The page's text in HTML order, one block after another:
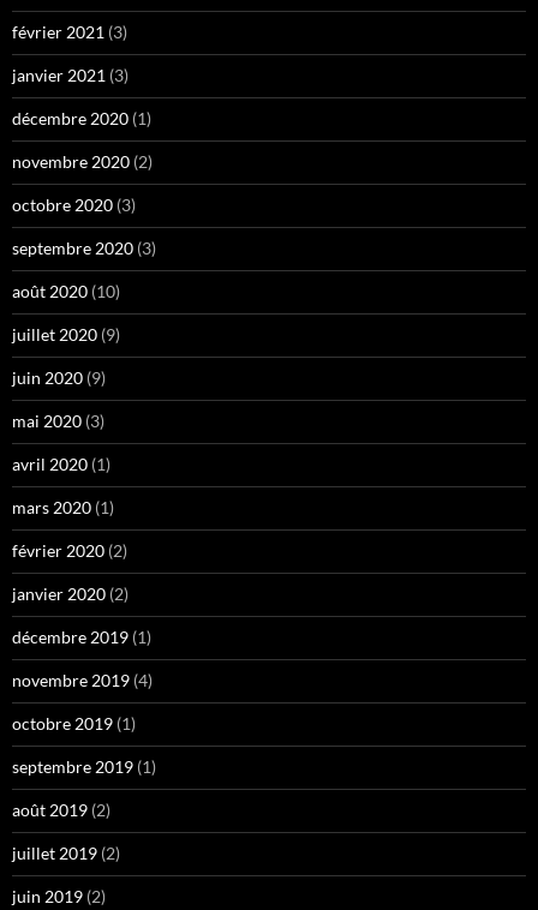
février 2021 (3)
janvier 2021 (3)
décembre 2020 (1)
novembre 2020 (2)
octobre 2020 (3)
septembre 2020 (3)
août 2020 (10)
juillet 2020 (9)
juin 2020 (9)
mai 2020 (3)
avril 2020 (1)
mars 2020 (1)
février 2020 (2)
janvier 2020 (2)
décembre 2019 (1)
novembre 2019 (4)
octobre 2019 (1)
septembre 2019 (1)
août 2019 (2)
juillet 2019 (2)
juin 2019 (2)